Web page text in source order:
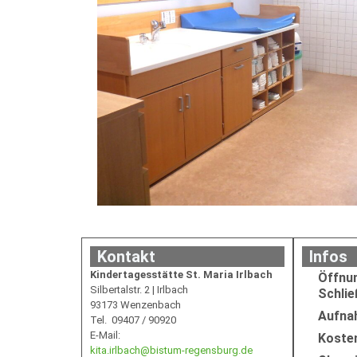
Kontakt
Kindertagesstätte St. Maria Irlbach
Silbertalstr. 2 | Irlbach
93173 Wenzenbach
Tel. 09407 / 90920
E-Mail:
kita.irlbach@bistum-regensburg.de
Infos